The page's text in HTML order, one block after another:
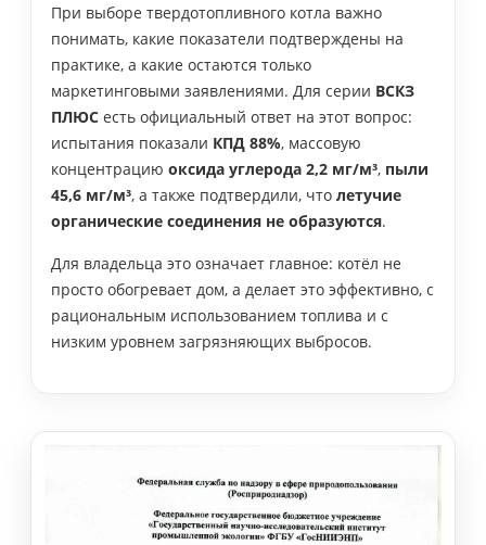
При выборе твердотопливного котла важно
понимать, какие показатели подтверждены на
практике, а какие остаются только
маркетинговыми заявлениями. Для серии ВСКЗ
ПЛЮС есть официальный ответ на этот вопрос:
испытания показали КПД 88%, массовую
концентрацию оксида углерода 2,2 мг/м³, пыли
45,6 мг/м³, а также подтвердили, что летучие
органические соединения не образуются.
Для владельца это означает главное: котёл не
просто обогревает дом, а делает это эффективно, с
рациональным использованием топлива и с
низким уровнем загрязняющих выбросов.